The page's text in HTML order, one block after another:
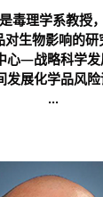
毒理学系教授
对生物影响的
心—战略科学发
展化学品风险
...